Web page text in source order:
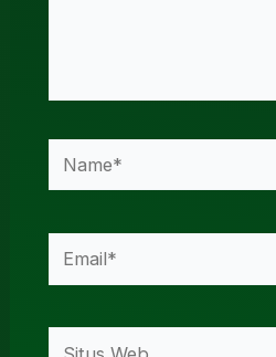
Name*
Email*
Situs